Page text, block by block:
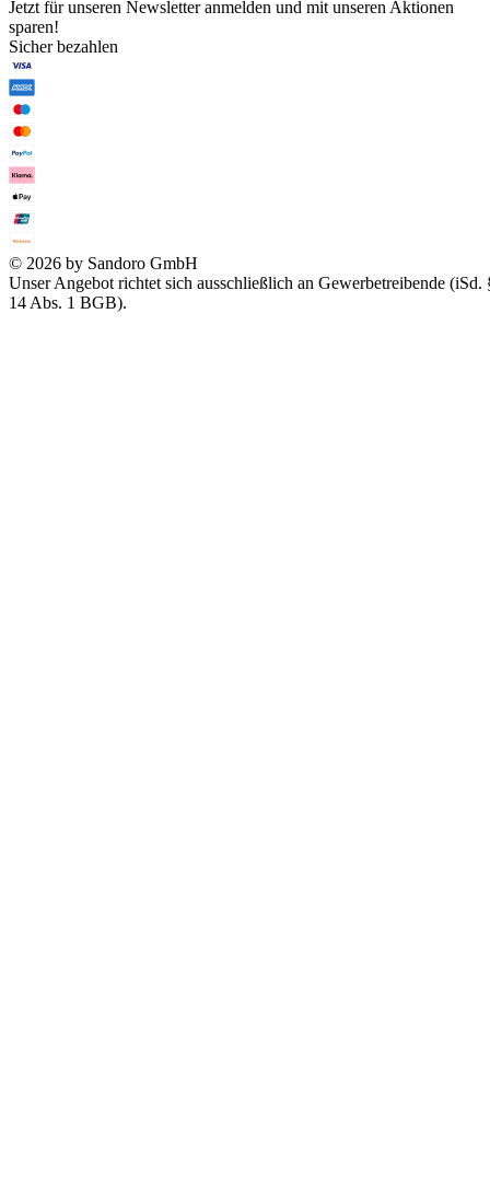
Jetzt für unseren Newsletter anmelden und mit unseren Aktionen
sparen!
Sicher bezahlen
© 2026 by Sandoro GmbH
Unser Angebot richtet sich ausschließlich an Gewerbetreibende (iSd.
14 Abs. 1 BGB).